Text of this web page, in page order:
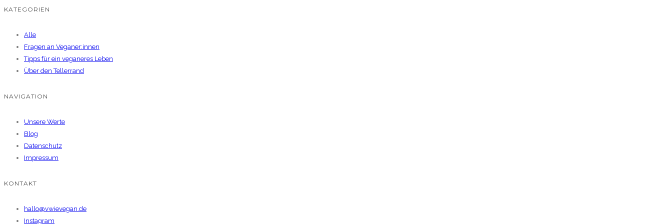
werden
Die
Optionen
können
auf
gewählt
werden
KATEGORIEN
Alle
Fragen an Veganer:innen
Tipps für ein veganeres Leben
Über den Tellerrand
NAVIGATION
Unsere Werte
Blog
Datenschutz
Impressum
KONTAKT
hallo@vwievegan.de
Instagram